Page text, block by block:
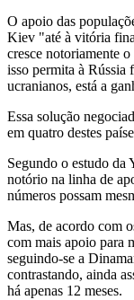
O apoio das
Kiev "até à vitória
cresce notoriamente
isso permita à
ucranianos, está a
Essa solução
em quatro destes
Segundo o estudo da
notório na linha de
números possam
Mas, de acordo com
com mais apoio para
seguindo-se a
contrastando, ainda
há apenas 12 meses.